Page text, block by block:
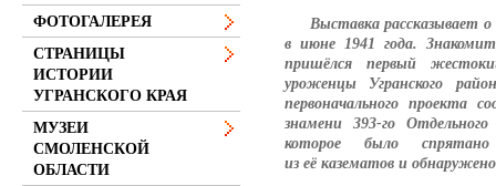
Выставка рассказывает о
в июне 1941 года.
пришёлся первый
уроженцы Угранского
первоначального проекта
знамени 393-го Отдельного
которое было
из её казематов и
ФОТОГАЛЕРЕЯ
СТРАНИЦЫ
ИСТОРИИ
УГРАНСКОГО КРАЯ
МУЗЕИ
СМОЛЕНСКОЙ
ОБЛАСТИ